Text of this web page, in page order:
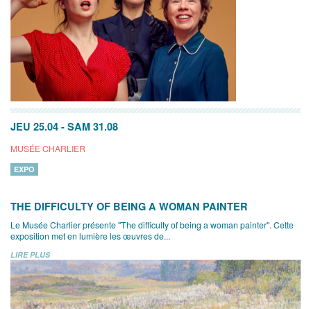
JEU 25.04 - SAM 31.08
MUSÉE CHARLIER
EXPO
THE DIFFICULTY OF BEING A WOMAN PAINTER
Le Musée Charlier présente "The difficulty of being a woman painter". Cette
exposition met en lumière les œuvres de...
LIRE PLUS